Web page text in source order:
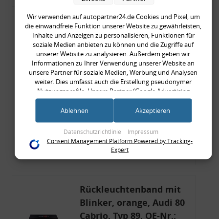
Rückleuchtenband mit
Blinker, rot, US-Ecken,
Audi 80 Cabrio, Typ 89,
OE-Nr.: 8G0945225 +
8G0945225C
999,99 €
inkl. gesetzl. MwSt., zzgl.Versandkosten
Merkzettel
Zum Artikel
Rückleuchtenband mit
Blinker, orange, Audi 80
Cabrio, Typ 89, OE-Nr.:
Wir verwenden auf autopartner24.de Cookies und Pixel, um
die einwandfreie Funktion unserer Website zu gewährleisten,
Inhalte und Anzeigen zu personalisieren, Funktionen für
soziale Medien anbieten zu können und die Zugriffe auf
unserer Website zu analysieren. Außerdem geben wir
Informationen zu Ihrer Verwendung unserer Website an
unsere Partner für soziale Medien, Werbung und Analysen
weiter. Dies umfasst auch die Erstellung pseudonymer
Nutzungsprofile. Unsere Partner (Google Advertising
Products) führen diese Informationen möglicherweise mit
weiteren Daten zusammen, die Sie ihnen bereitgestellt haben
im Rahmen Ihrer Nutzung der Dienste gesammelt haben
(bspw. Nutzungsdaten anderer Geräte). Ihre Einwilligung zur
Nutzung von Cookies und Pixeln können Sie jederzeit
widerrufen, indem Sie auf den Datenschutz-Button links
Zwecke der Datenverarbeitung durch unsere Partner:
Speichern von oder Zugriff auf Informationen auf einem Endgerät
Verwendung reduzierter Daten zur Auswahl von Werbeanzeigen
Datenschutzrichtlinie Impressum
Ablehnen Akzeptieren
Consent Management Platform Powered by Tracking-
Expert